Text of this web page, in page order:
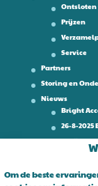
Om de beste
Prijzen
Service
Partners
Storing en
Nieuws
Bright
26-8-2025
Werken bij